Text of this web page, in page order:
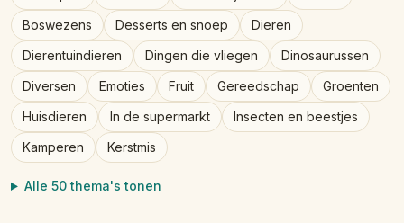
Boswezens
Desserts en snoep
Dieren
Dierentuindieren
Dingen die vliegen
Dinosaurussen
Diversen
Emoties Fruit Gereedschap
Groenten
Huisdieren
In de supermarkt
Insecten en beestjes
Kamperen
Kerstmis
Alle 50 thema's tonen